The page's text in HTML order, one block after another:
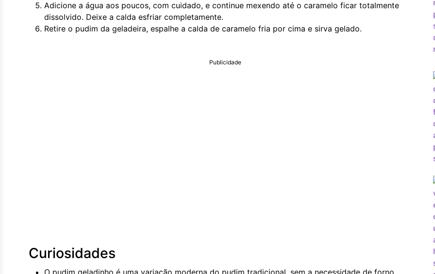
Adicione a água aos poucos, com cuidado, e continue mexendo até o caramelo ficar totalmente
dissolvido. Deixe a calda esfriar completamente.
Retire o pudim da geladeira, espalhe a calda de caramelo fria por cima e sirva gelado.
Publicidade
Curiosidades
O pudim geladinho é uma variação moderna do pudim tradicional, sem a necessidade de forno.